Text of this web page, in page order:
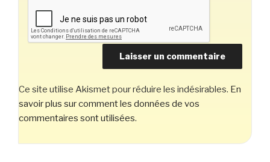
Ce site utilise Akismet pour réduire les indésirables. En
savoir plus sur comment les données de vos
commentaires sont utilisées.